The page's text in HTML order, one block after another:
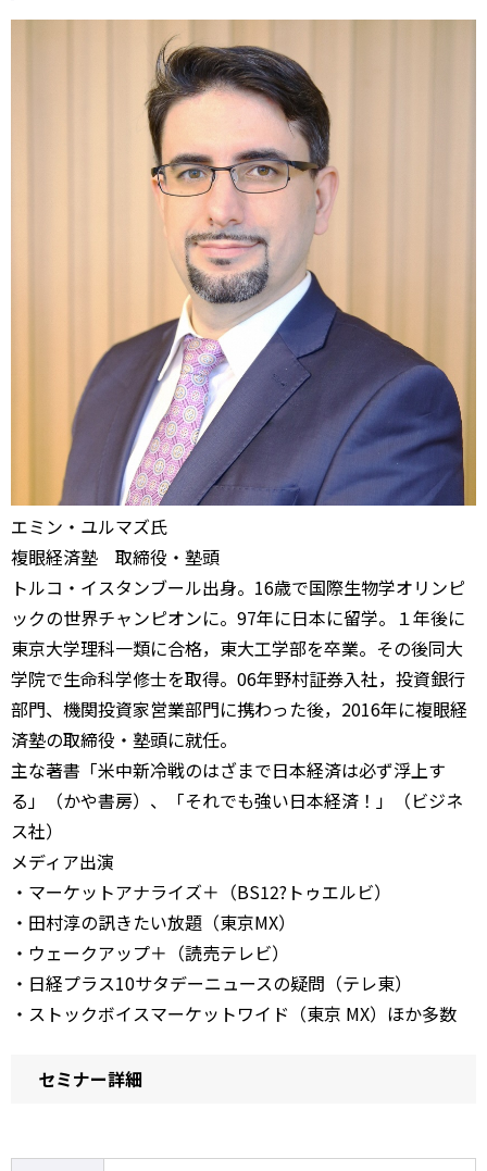
エミン・ユルマズ氏
複眼経済塾 取締役・塾頭
トルコ・イスタンブール出身。16歳で国際生物学オリンピ
ックの世界チャンピオンに。97年に日本に留学。１年後に
東京大学理科一類に合格，東大工学部を卒業。その後同大
学院で生命科学修士を取得。06年野村証券入社，投資銀行
部門、機関投資家営業部門に携わった後，2016年に複眼経
済塾の取締役・塾頭に就任。
主な著書「米中新冷戦のはざまで日本経済は必ず浮上す
る」（かや書房）、「それでも強い日本経済！」（ビジネ
ス社）
メディア出演
・マーケットアナライズ＋（BS12?トゥエルビ）
・田村淳の訊きたい放題（東京MX）
・ウェークアップ＋（読売テレビ）
・日経プラス10サタデーニュースの疑問（テレ東）
・ストックボイスマーケットワイド（東京 MX）ほか多数
セミナー詳細